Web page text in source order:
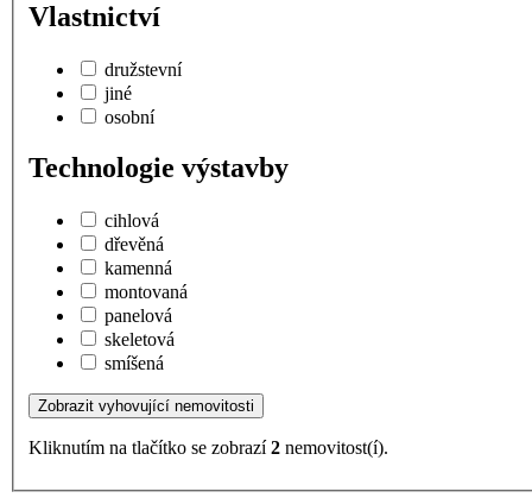
Vlastnictví
družstevní
jiné
osobní
Technologie výstavby
cihlová
dřevěná
kamenná
montovaná
panelová
skeletová
smíšená
Kliknutím na tlačítko se zobrazí2 nemovitost(í).